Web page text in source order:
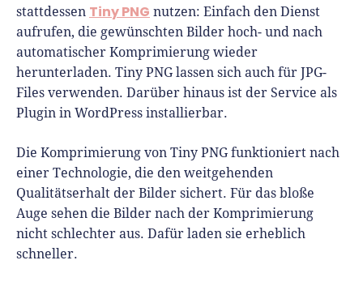
stattdessen Tiny PNG nutzen: Einfach den Dienst
aufrufen, die gewünschten Bilder hoch- und nach
automatischer Komprimierung wieder
herunterladen. Tiny PNG lassen sich auch für JPG-
Files verwenden. Darüber hinaus ist der Service als
Plugin in WordPress installierbar.
Die Komprimierung von Tiny PNG funktioniert nach
einer Technologie, die den weitgehenden
Qualitätserhalt der Bilder sichert. Für das bloße
Auge sehen die Bilder nach der Komprimierung
nicht schlechter aus. Dafür laden sie erheblich
schneller.